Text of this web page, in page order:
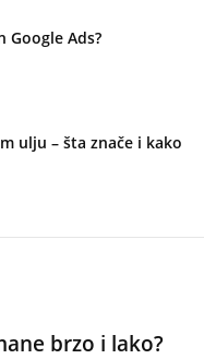
Google Ads?
ulju – šta znače i kako
brzo i lako?